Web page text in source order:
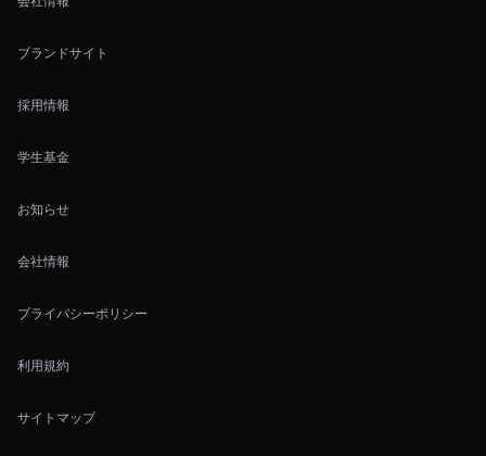
ブランドサイト
採用情報
学生基金
お知らせ
会社情報
プライバシーポリシー
利用規約
サイトマップ